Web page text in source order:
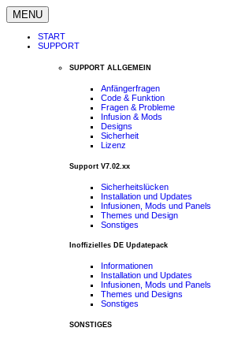
MENU
START
SUPPORT
SUPPORT ALLGEMEIN
Anfängerfragen
Code & Funktion
Fragen & Probleme
Infusion & Mods
Designs
Sicherheit
Lizenz
Support V7.02.xx
Sicherheitslücken
Installation und Updates
Infusionen, Mods und Panels
Themes und Design
Sonstiges
Inoffizielles DE Updatepack
Informationen
Installation und Updates
Infusionen, Mods und Panels
Themes und Designs
Sonstiges
SONSTIGES